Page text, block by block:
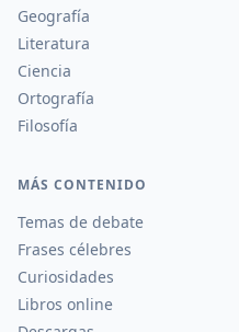
Geografía
Literatura
Ciencia
Ortografía
Filosofía
MÁS CONTENIDO
Temas de debate
Frases célebres
Curiosidades
Libros online